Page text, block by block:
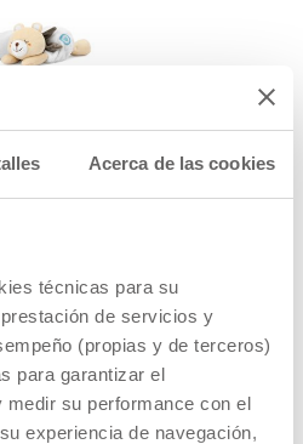
Acerca de las cookies
técnicas para su
de servicios y
(propias y de terceros)
para garantizar el
su performance con el
experiencia de navegación,
DE SAL
100% de sal:
y
para la
insectos, lo
muy